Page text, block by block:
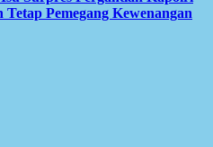
Pemegang Kewenangan